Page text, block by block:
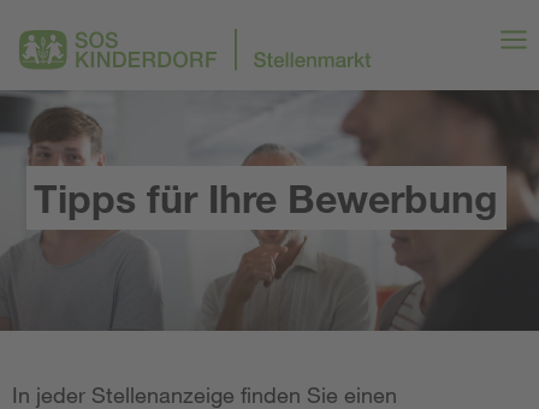
Tipps für Ihre Bewerbung
In jeder Stellenanzeige finden Sie einen